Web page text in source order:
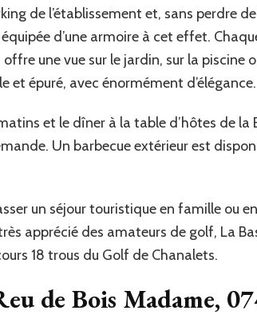
de l’établissement et, sans perdre
d’une armoire à cet effet.
une vue sur le jardin, sur la piscine
et épuré, avec énormément d’élégance.
et le dîner à la table d’hôtes de la
Un barbecue extérieur est
un séjour touristique en famille ou
apprécié des amateurs de golf, La
18 trous du Golf de Chanalets.
de Bois Madame,